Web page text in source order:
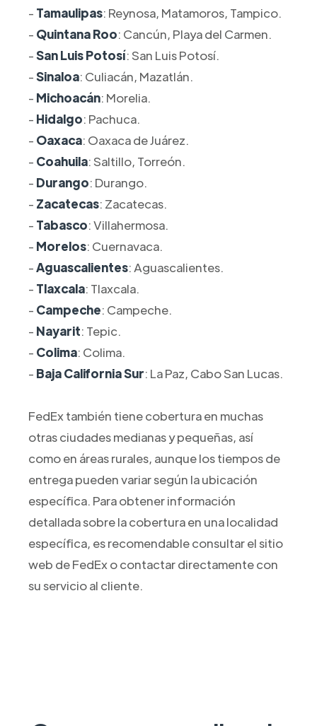
- Tamaulipas: Reynosa, Matamoros, Tampico.
- Quintana Roo: Cancún, Playa del Carmen.
-San Luis Potosí: San Luis Potosí.
-Sinaloa: Culiacán, Mazatlán.
- Michoacán: Morelia.
- Hidalgo: Pachuca.
- Oaxaca: Oaxaca de Juárez.
- Coahuila: Saltillo, Torreón.
- Durango: Durango.
- Zacatecas: Zacatecas.
- Tabasco: Villahermosa.
- Morelos: Cuernavaca.
-Aguascalientes: Aguascalientes.
- Tlaxcala: Tlaxcala.
- Campeche: Campeche.
- Nayarit: Tepic.
- Colima: Colima.
- Baja California Sur: La Paz, Cabo San Lucas.
FedEx también tiene cobertura en muchas
otras ciudades medianas y pequeñas, así
como en áreas rurales, aunque los tiempos de
entrega pueden variar según la ubicación
específica. Para obtener información
detallada sobre la cobertura en una localidad
específica, es recomendable consultar el sitio
web de FedEx o contactar directamente con
su servicio al cliente.